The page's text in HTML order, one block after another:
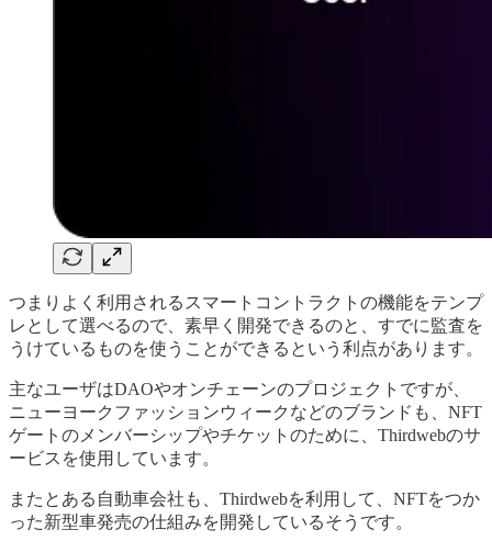
つまりよく利用されるスマートコントラクトの機能をテンプ
レとして選べるので、素早く開発できるのと、すでに監査を
うけているものを使うことができるという利点があります。
主なユーザはDAOやオンチェーンのプロジェクトですが、
ニューヨークファッションウィークなどのブランドも、NFT
ゲートのメンバーシップやチケットのために、Thirdwebのサ
ービスを使用しています。
またとある自動車会社も、Thirdwebを利用して、NFTをつか
った新型車発売の仕組みを開発しているそうです。